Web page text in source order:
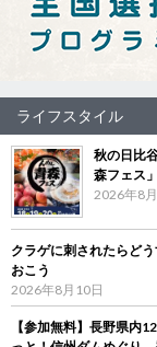
ライフスタイル
秋の日比
森フェス
2026年8
クラゲに刺されたらど
おこう
2026年8月10日
【参加無料】長野県内